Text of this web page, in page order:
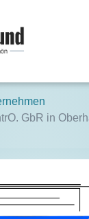
GbR in